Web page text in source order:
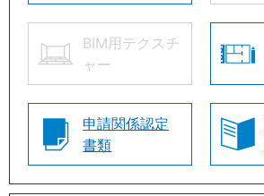
BIM用テクスチ
ャー
申請関係認定
書類